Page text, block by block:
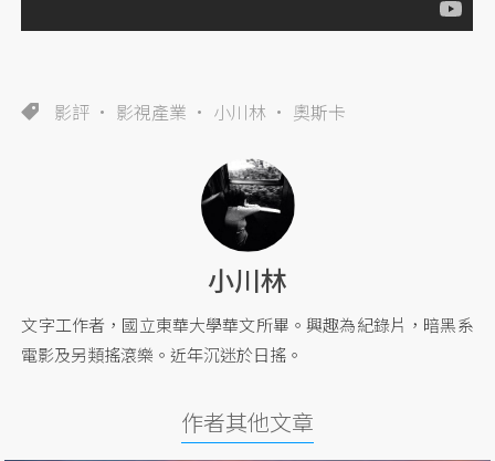
影評 影視產業 小川林 奧斯卡
小川林
文字工作者，國立東華大學華文所畢。興趣為紀錄片，暗黑系
電影及另類搖滾樂。近年沉迷於日搖。
作者其他文章